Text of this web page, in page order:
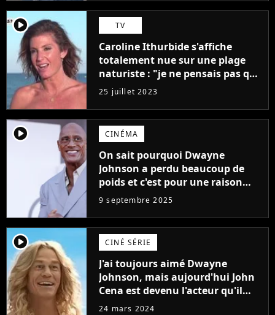
player2 TV
Caroline Ithurbide s'affiche
totalement nue sur une plage
naturiste : "je ne pensais pas que
j'arriverais à le faire..."
25 juillet 2023
player2 CINÉMA
On sait pourquoi Dwayne
Johnson a perdu beaucoup de
poids et c'est pour une raison
importante
9 septembre 2025
player2 CINÉ SÉRIE
J'ai toujours aimé Dwayne
Johnson, mais aujourd'hui John
Cena est devenu l'acteur qu'il
rêvait d'être (et Ricky Stanicky le
24 mars 2024